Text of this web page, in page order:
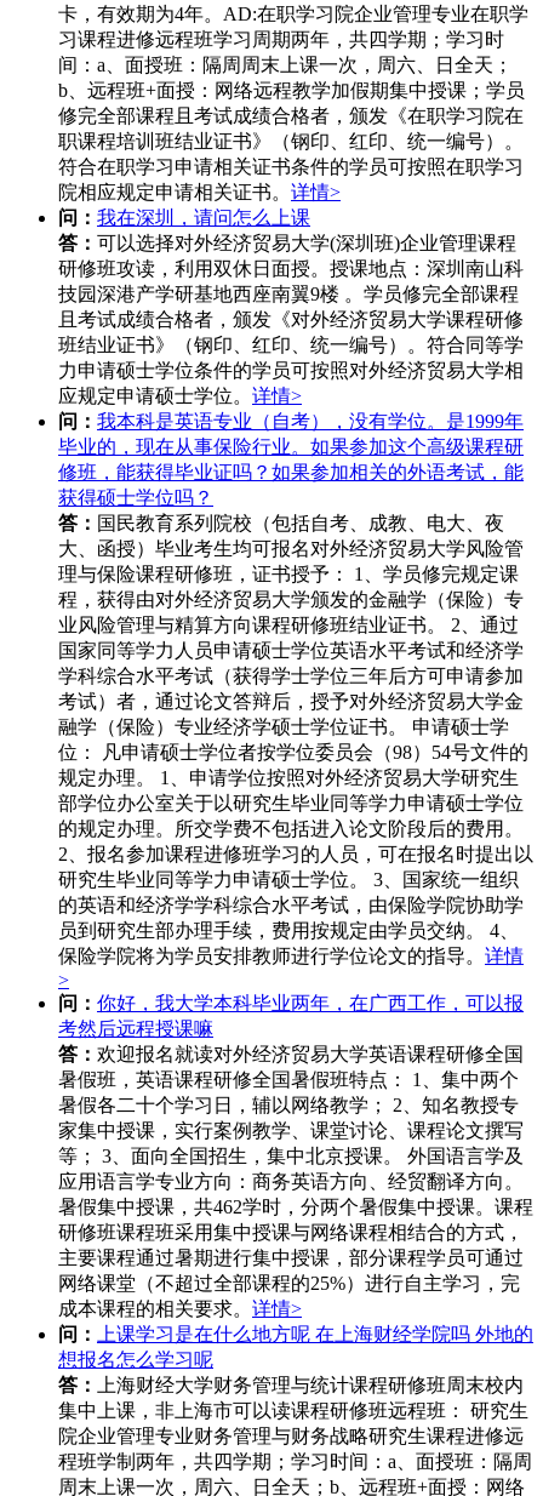
卡，有效期为4年。AD:在职学习院企业管理专业在职学
习课程进修远程班学习周期两年，共四学期；学习时
间：a、面授班：隔周周末上课一次，周六、日全天；
b、远程班+面授：网络远程教学加假期集中授课；学员
修完全部课程且考试成绩合格者，颁发《在职学习院在
职课程培训班结业证书》（钢印、红印、统一编号）。
符合在职学习申请相关证书条件的学员可按照在职学习
院相应规定申请相关证书。 详情>
问： 我在深圳，请问怎么上课
答： 可以选择对外经济贸易大学(深圳班)企业管理课程
研修班攻读，利用双休日面授。授课地点：深圳南山科
技园深港产学研基地西座南翼9楼 。学员修完全部课程
且考试成绩合格者，颁发《对外经济贸易大学课程研修
班结业证书》（钢印、红印、统一编号）。符合同等学
力申请硕士学位条件的学员可按照对外经济贸易大学相
应规定申请硕士学位。 详情>
问： 我本科是英语专业（自考），没有学位。是1999年
毕业的，现在从事保险行业。如果参加这个高级课程研
修班，能获得毕业证吗？如果参加相关的外语考试，能
获得硕士学位吗？
答： 国民教育系列院校（包括自考、成教、电大、夜
大、函授）毕业考生均可报名对外经济贸易大学风险管
理与保险课程研修班，证书授予： 1、学员修完规定课
程，获得由对外经济贸易大学颁发的金融学（保险）专
业风险管理与精算方向课程研修班结业证书。 2、通过
国家同等学力人员申请硕士学位英语水平考试和经济学
学科综合水平考试（获得学士学位三年后方可申请参加
考试）者，通过论文答辩后，授予对外经济贸易大学金
融学（保险）专业经济学硕士学位证书。 申请硕士学
位： 凡申请硕士学位者按学位委员会（98）54号文件的
规定办理。 1、申请学位按照对外经济贸易大学研究生
部学位办公室关于以研究生毕业同等学力申请硕士学位
的规定办理。所交学费不包括进入论文阶段后的费用。
2、报名参加课程进修班学习的人员，可在报名时提出以
研究生毕业同等学力申请硕士学位。 3、国家统一组织
的英语和经济学学科综合水平考试，由保险学院协助学
员到研究生部办理手续，费用按规定由学员交纳。 4、
保险学院将为学员安排教师进行学位论文的指导。 详情
>
问： 你好，我大学本科毕业两年，在广西工作，可以报
考然后远程授课嘛
答： 欢迎报名就读对外经济贸易大学英语课程研修全国
暑假班，英语课程研修全国暑假班特点： 1、集中两个
暑假各二十个学习日，辅以网络教学； 2、知名教授专
家集中授课，实行案例教学、课堂讨论、课程论文撰写
等； 3、面向全国招生，集中北京授课。 外国语言学及
应用语言学专业方向：商务英语方向、经贸翻译方向。
暑假集中授课，共462学时，分两个暑假集中授课。课程
研修班课程班采用集中授课与网络课程相结合的方式，
主要课程通过暑期进行集中授课，部分课程学员可通过
网络课堂（不超过全部课程的25%）进行自主学习，完
成本课程的相关要求。 详情>
问：
上课学习是在什么地方呢 在上海财经学院吗 外地的
想报名怎么学习呢
答：
上海财经大学财务管理与统计课程研修班周末校内
集中上课，非上海市可以读课程研修班远程班： 研究生
院企业管理专业财务管理与财务战略研究生课程进修远
程班学制两年，共四学期；学习时间：a、面授班：隔周
周末上课一次，周六、日全天；b、远程班+面授：网络